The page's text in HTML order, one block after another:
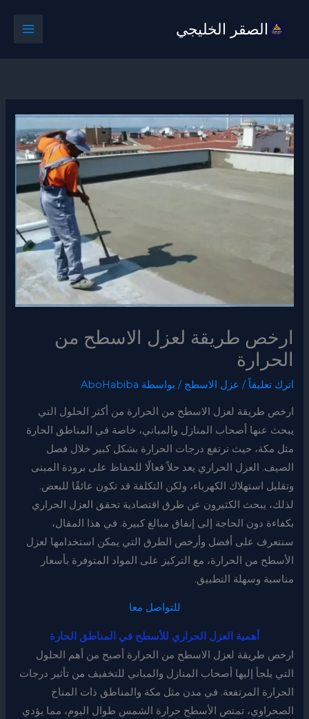
الصقر الخليجي
ارخص طريقة لعزل الاسطح من
الحرارة
اترك تعليقاً / عزل الاسطح / بواسطة AboHabiba
ارخص طريقة لعزل الاسطح من الحرارة من أكثر الحلول التي
يبحث عنها أصحاب المنازل والمباني، خاصة في المناطق الحارة
مثل مكة، حيث ترتفع درجات الحرارة بشكل كبير خلال فصل
الصيف. العزل الحراري يعد حلاً فعالًا للحفاظ على برودة المبنى
وتقليل استهلاك الكهرباء، ولكن التكلفة قد تكون عائقًا للبعض.
لذلك، يبحث الكثيرون عن طرق اقتصادية تحقق العزل الحراري
بكفاءة دون الحاجة إلى إنفاق مبالغ كبيرة. في هذا المقال،
سنتعرف على أفضل وأرخص الطرق التي يمكن استخدامها لعزل
الأسطح من الحرارة، مع التركيز على المواد المتوفرة بأسعار
مناسبة وسهلة التطبيق.
للتواصل معا
أهمية العزل الحراري للأسطح في المناطق الحارة
ارخص طريقة لعزل الاسطح من الحرارة أصبح من أهم الحلول
التي يلجأ إليها أصحاب المنازل والمباني للتخفيف من تأثير درجات
الحرارة المرتفعة. في مدن مثل مكة والمناطق ذات المناخ
الصحراوي، تمتص الأسطح حرارة الشمس طوال اليوم، مما يؤدي